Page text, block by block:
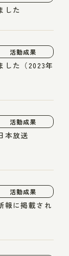
した
活動成果
した（2023年
活動成果
本放送
活動成果
報に掲載され